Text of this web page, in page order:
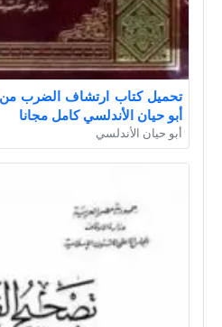
أبو حيان الأندلسي كامل مجانا
أبو حيان الأندلسي